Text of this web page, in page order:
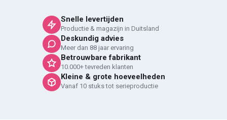
Snelle levertijden
Productie & magazijn in Duitsland
Deskundig advies
Meer dan 88 jaar ervaring
Betrouwbare fabrikant
10.000+ tevreden klanten
Kleine & grote hoeveelheden
Vanaf 10 stuks tot serieproductie